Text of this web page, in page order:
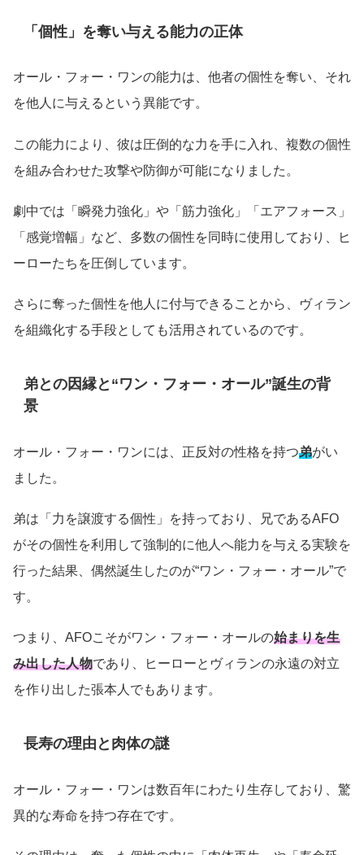
「個性」を奪い与える能力の正体
オール・フォー・ワンの能力は、他者の個性を奪い、それ
を他人に与えるという異能です。
この能力により、彼は圧倒的な力を手に入れ、複数の個性
を組み合わせた攻撃や防御が可能になりました。
劇中では「瞬発力強化」や「筋力強化」「エアフォース」
「感覚増幅」など、多数の個性を同時に使用しており、ヒ
ーローたちを圧倒しています。
さらに奪った個性を他人に付与できることから、ヴィラン
を組織化する手段としても活用されているのです。
弟との因縁と“ワン・フォー・オール”誕生の背
景
オール・フォー・ワンには、正反対の性格を持つ弟がい
ました。
弟は「力を譲渡する個性」を持っており、兄であるAFO
がその個性を利用して強制的に他人へ能力を与える実験を
行った結果、偶然誕生したのが“ワン・フォー・オール”で
す。
つまり、AFOこそがワン・フォー・オールの始まりを生
み出した人物であり、ヒーローとヴィランの永遠の対立
を作り出した張本人でもあります。
長寿の理由と肉体の謎
オール・フォー・ワンは数百年にわたり生存しており、驚
異的な寿命を持つ存在です。